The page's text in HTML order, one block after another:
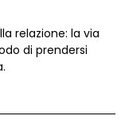
relazione: la via
di prendersi